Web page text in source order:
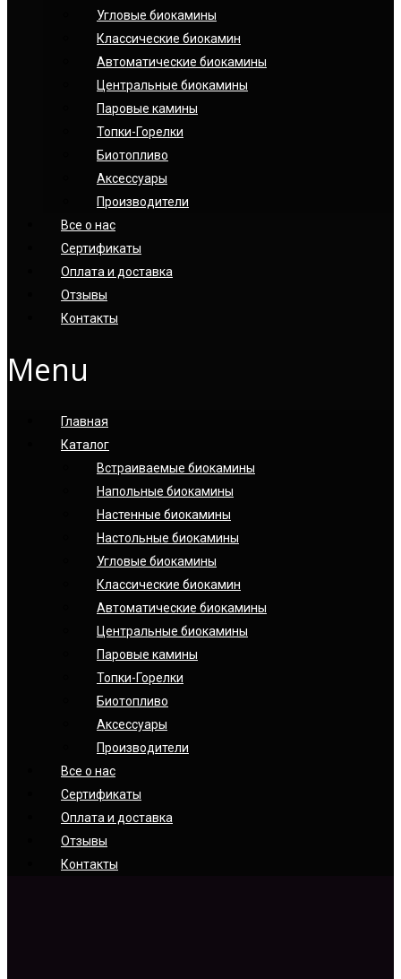
Угловые биокамины
Классические биокамин
Автоматические биокамины
Центральные биокамины
Паровые камины
Топки-Горелки
Биотопливо
Аксессуары
Производители
Все о нас
Сертификаты
Оплата и доставка
Отзывы
Контакты
Menu
Главная
Каталог
Встраиваемые биокамины
Напольные биокамины
Настенные биокамины
Настoльные биокамины
Угловые биокамины
Классические биокамин
Автоматические биокамины
Центральные биокамины
Паровые камины
Топки-Горелки
Биотопливо
Аксессуары
Производители
Все о нас
Сертификаты
Оплата и доставка
Отзывы
Контакты